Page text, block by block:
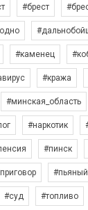
#брест
#каменец
#кража
#минская_область
#наркотик
#пинск
#пьяный
#суд #топливо